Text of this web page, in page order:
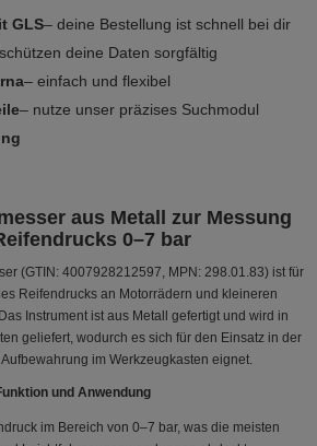
GLS– deine Bestellung ist schnell bei dir
deine Daten sorgfältig
– einfach und flexibel
– nutze unser präzises Suchmodul
aus Metall zur Messung
0–7 bar
(GTIN: 4007928212597, MPN: 298.01.83) ist für
Reifendrucks an Motorrädern und kleineren
Instrument ist aus Metall gefertigt und wird in
geliefert, wodurch es sich für den Einsatz in der
im Werkzeugkasten eignet.
und Anwendung
im Bereich von 0–7 bar, was die meisten